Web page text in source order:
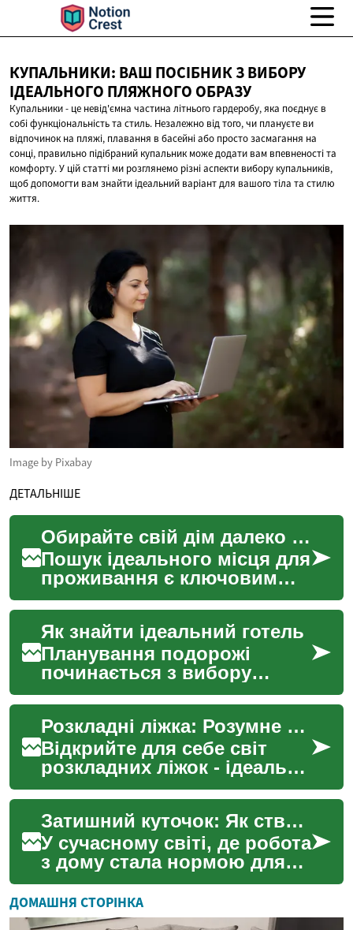
КУПАЛЬНИКИ: ВАШ ПОСІБНИК З ВИБОРУ
ІДЕАЛЬНОГО ПЛЯЖНОГО ОБРАЗУ
Купальники - це невід'ємна частина літнього гардеробу, яка поєднує в
собі функціональність та стиль. Незалежно від того, чи плануєте ви
відпочинок на пляжі, плавання в басейні або просто засмагання на
сонці, правильно підібраний купальник може додати вам впевненості та
комфорту. У цій статті ми розглянемо різні аспекти вибору купальників,
щоб допомогти вам знайти ідеальний варіант для вашого тіла та стилю
життя.
Image by Pixabay
ДЕТАЛЬНІШЕ
Обирайте свій дім далеко від дому по всьому світу
Пошук ідеального місця для
проживання є ключовим
етапом у плануванні будь-
якої подорожі. Незалежно
від того, чи ви ви...
Як знайти ідеальний готель
Планування подорожі
починається з вибору
правильного місця для
проживання. Незалежно від
того, чи це ділова поїздка,
...
Розкладні ліжка: Розумне рішення для компактного житла
Відкрийте для себе світ
розкладних ліжок - ідеальне
поєднання комфорту та
функціональності для
сучасних помешкань. Ді...Затишний куточок: Як створити ідеальний домашній офіс
У сучасному світі, де робота
з дому стала нормою для
багатьох, створення
ідеального домашнього
офісу набуває особливо...
ДОМАШНЯ СТОРІНКА